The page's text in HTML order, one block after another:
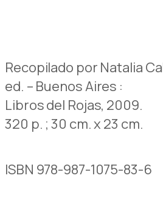
Recopilado por Natalia
ed. – Buenos Aires :
Libros del Rojas, 2009.
320 p. ; 30 cm. x 23 cm.
ISBN 978-987-1075-83-6